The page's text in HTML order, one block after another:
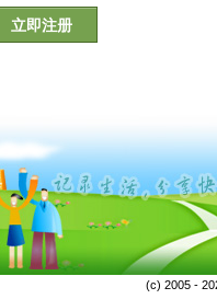
立即注册
(c) 2005 -